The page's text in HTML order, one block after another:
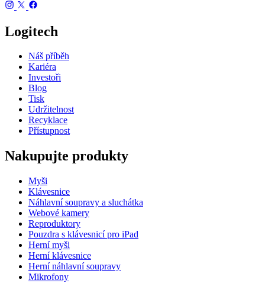
Logitech
Náš příběh
Kariéra
Investoři
Blog
Tisk
Udržitelnost
Recyklace
Přístupnost
Nakupujte produkty
Myši
Klávesnice
Náhlavní soupravy a sluchátka
Webové kamery
Reproduktory
Pouzdra s klávesnicí pro iPad
Herní myši
Herní klávesnice
Herní náhlavní soupravy
Mikrofony